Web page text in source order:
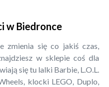
w Biedronce
zmienia się co jakiś czas,
w sklepie coś dla
się tu lalki Barbie, L.O.L.
klocki LEGO, Duplo,